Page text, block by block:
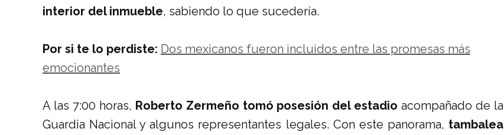
interior del inmueble, sabiendo lo que sucedería.
Por si te lo perdiste: Dos mexicanos fueron incluidos entre las promesas más
emocionantes
A las 7:00 horas, Roberto Zermeño tomó posesión del estadio acompañado de la
Guardia Nacional y algunos representantes legales. Con este panorama, tambalea